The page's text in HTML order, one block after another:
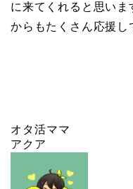
に来てくれると思い
からもたくさん応援し
オタ活ママ
アクア